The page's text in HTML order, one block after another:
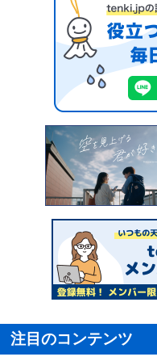
注目のコンテンツ